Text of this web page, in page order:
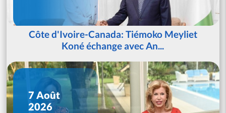
Côte d'Ivoire-Canada: Tiémoko Meyliet
Koné échange avec An...
7 Août
2026